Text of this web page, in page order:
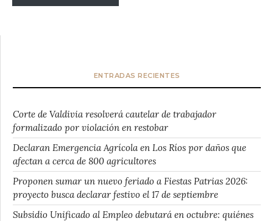
ENTRADAS RECIENTES
Corte de Valdivia resolverá cautelar de trabajador
formalizado por violación en restobar
Declaran Emergencia Agrícola en Los Ríos por daños que
afectan a cerca de 800 agricultores
Proponen sumar un nuevo feriado a Fiestas Patrias 2026:
proyecto busca declarar festivo el 17 de septiembre
Subsidio Unificado al Empleo debutará en octubre: quiénes